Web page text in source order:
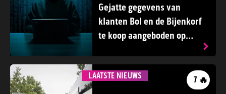
Gejatte gegevens van
klanten Bol en de Bijenkorf
te koop aangeboden op
LAATSTE NIEUWS 7 🔥